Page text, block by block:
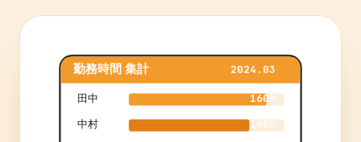
勤務時間 集計 2024.03
田中
160h
中村
140h